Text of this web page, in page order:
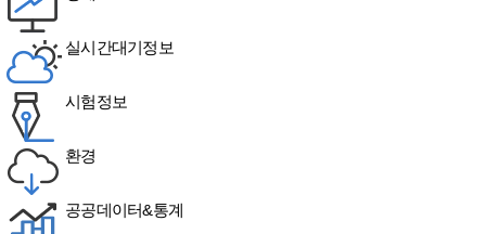
실시간대기정보
시험정보
환경
공공데이터&통계